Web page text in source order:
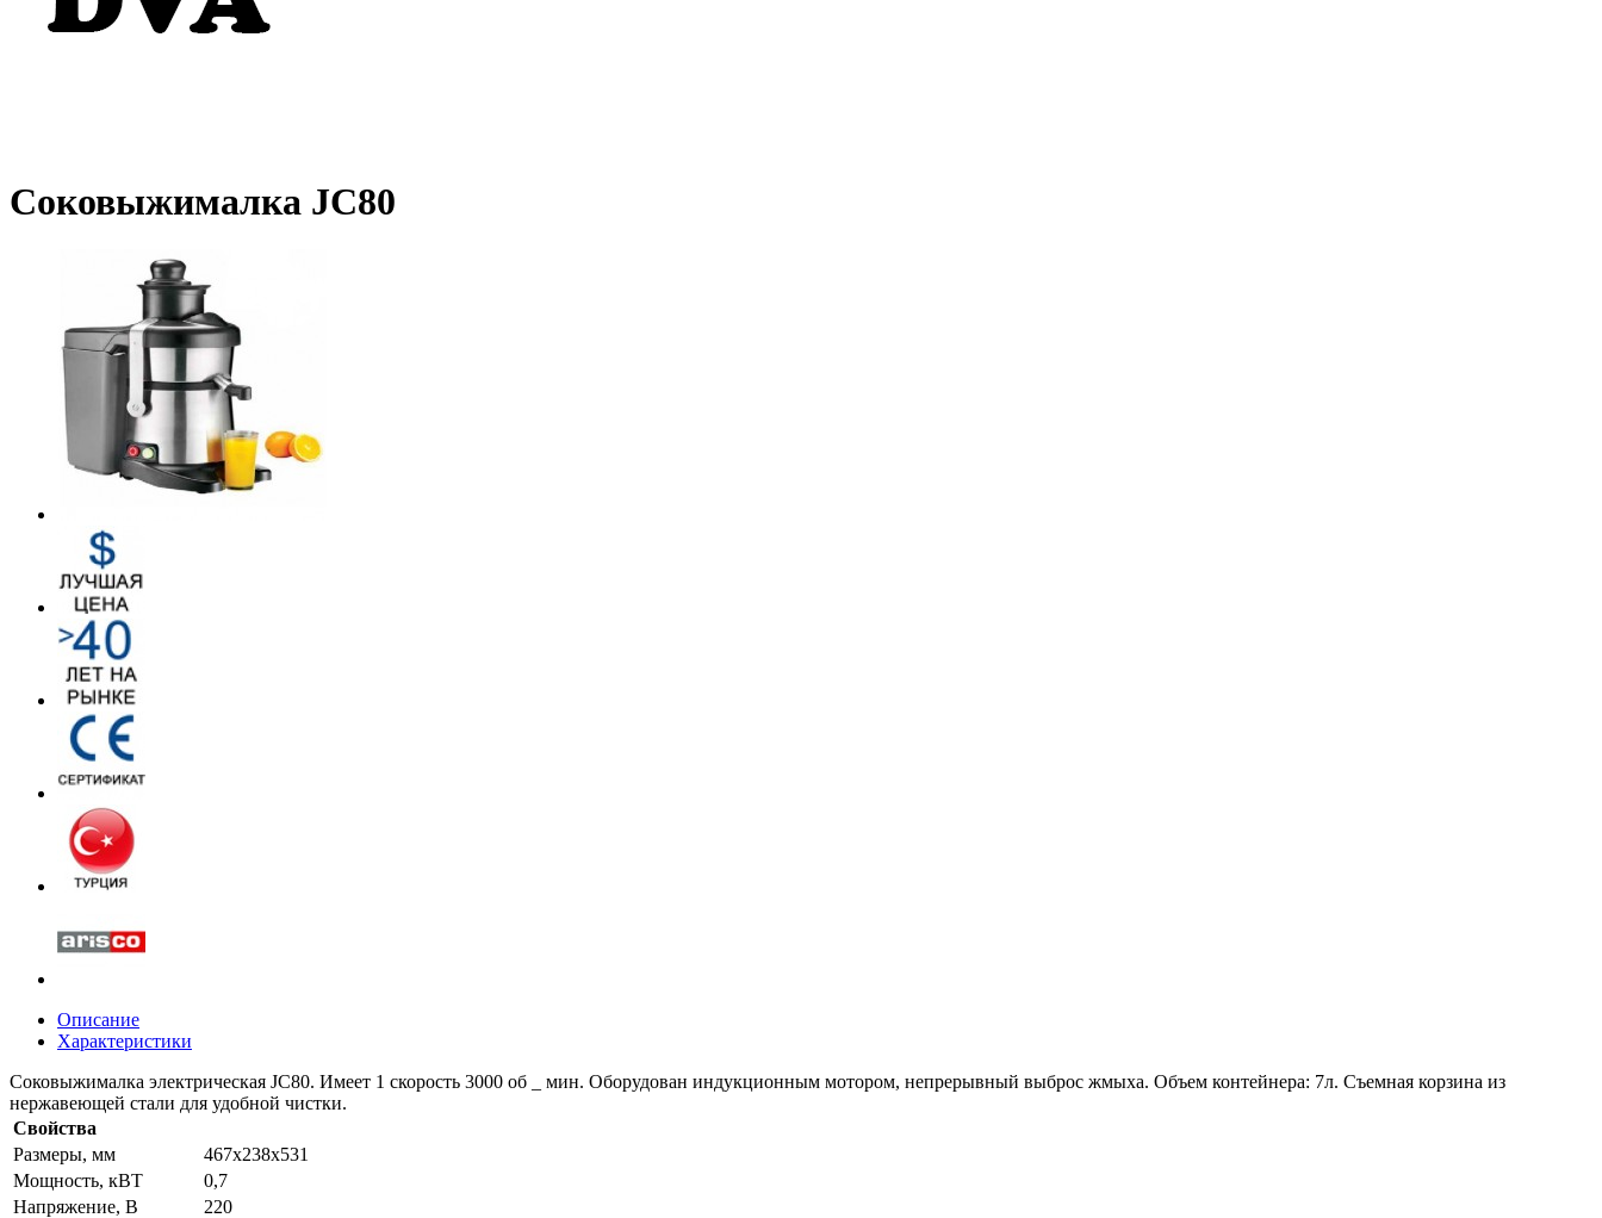
Соковыжималка JC80
Описание
Характеристики
Соковыжималка электрическая JC80. Имеет 1 скорость 3000 об _ мин. Оборудован индукционным мотором, непрерывный выброс жмыха. Объем контейнера: 7л. Съемная корзина из
нержавеющей стали для удобной чистки.
Свойства
Размеры, мм
467х238х531
Мощность, кВТ
0,7
Напряжение, В
220